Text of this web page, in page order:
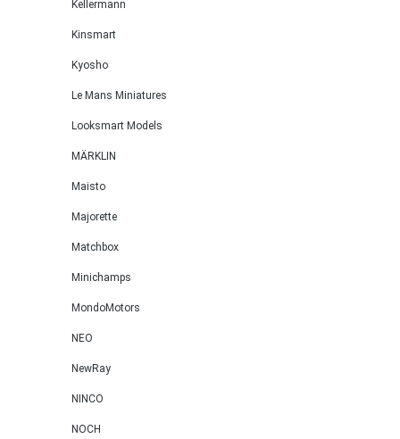
Kellermann
Kinsmart
Kyosho
Le Mans Miniatures
Looksmart Models
MÄRKLIN
Maisto
Majorette
Matchbox
Minichamps
MondoMotors
NEO
NewRay
NINCO
NOCH